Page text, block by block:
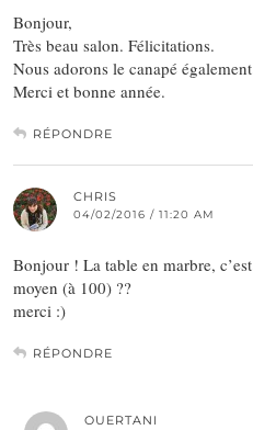
Bonjour,
Très beau salon. Félicitations.
Nous adorons le canapé
Merci et bonne année.
RÉPONDRE
CHRIS
04/02/2016 / 11:20 AM
Bonjour ! La table en marbre,
moyen (à 100) ??
merci :)
RÉPONDRE
OUERTANI